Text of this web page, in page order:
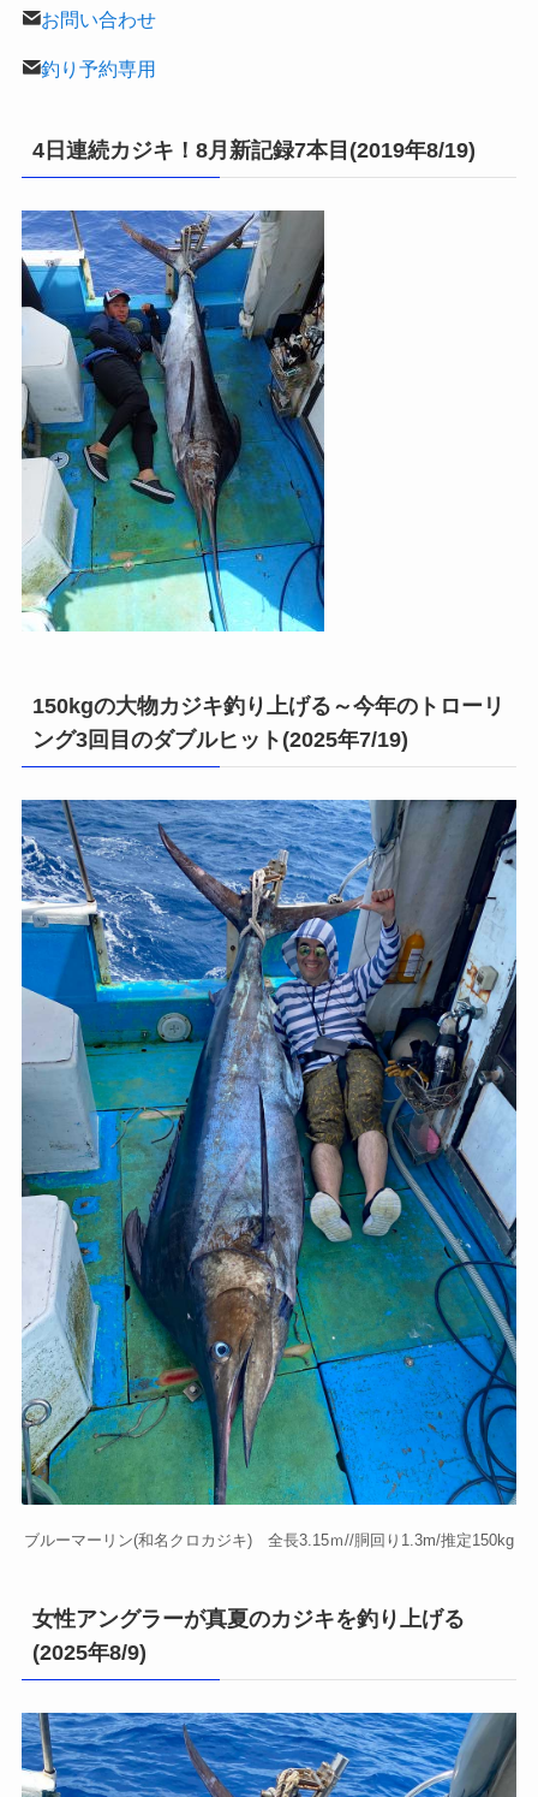
お問い合わせ
釣り予約専用
4日連続カジキ！8月新記録7本目(2019年8/19)
150kgの大物カジキ釣り上げる～今年のトローリ
ング3回目のダブルヒット(2025年7/19)
ブルーマーリン(和名クロカジキ) 全長3.15ｍ//胴回り1.3m/推定150kg
女性アングラーが真夏のカジキを釣り上げる
(2025年8/9)